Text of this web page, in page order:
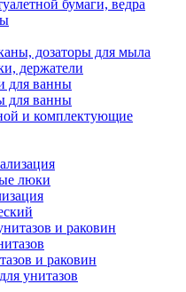
бумаги, ведра
дозаторы для мыла
держатели
для ванны
для ванны
и комплектующие
люки
и раковин
и раковин
унитазов